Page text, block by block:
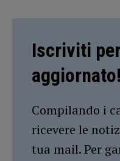
Iscriviti
aggiornato!
Compilando i
ricevere le
tua mail. Per